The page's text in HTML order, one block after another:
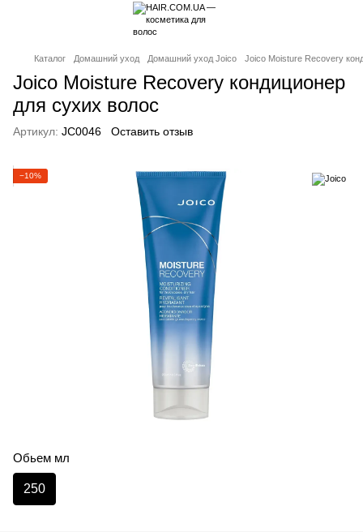
Каталог Домашний уход Домашний уход Joico Joico Moisture Recovery
Joico Moisture Recovery кондиционер
для сухих волос
Артикул: JC0046 Оставить отзыв
−10%
Обьем мл
250